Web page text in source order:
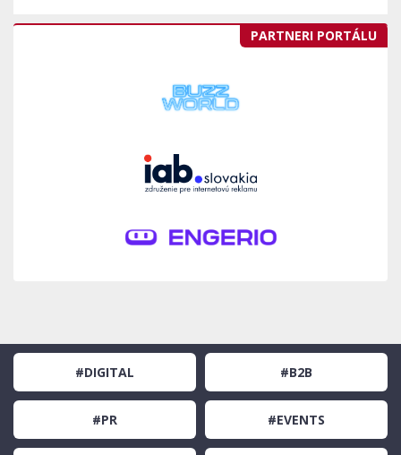
PARTNERI PORTÁLU
#DIGITAL #B2B
#PR #EVENTS